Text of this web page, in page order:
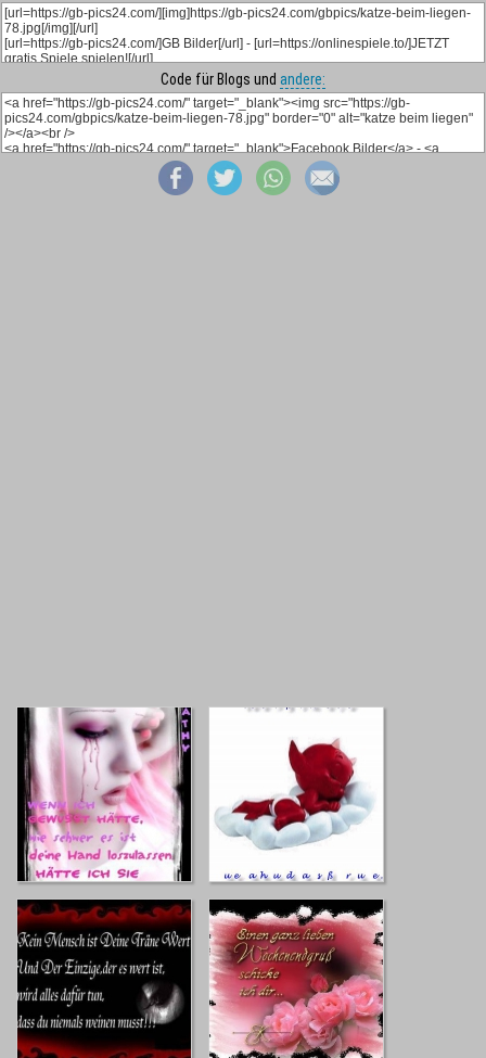
Code für Blogs und andere: